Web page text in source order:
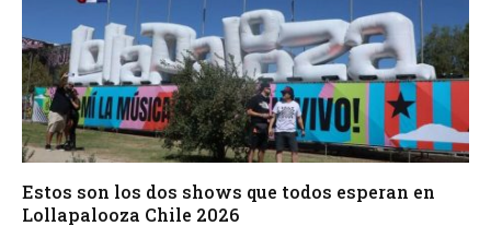
Estos son los dos shows que todos esperan en
Lollapalooza Chile 2026